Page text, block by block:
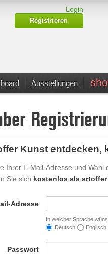
Login
Registrieren
Ausstellungen
Kunst entdecken,
Ihrer E-Mail-Adresse und Wahl
Sie sich kostenlos als artoffer
Adresse
In welcher Sprache
Deutsch
Englisch
Passwort